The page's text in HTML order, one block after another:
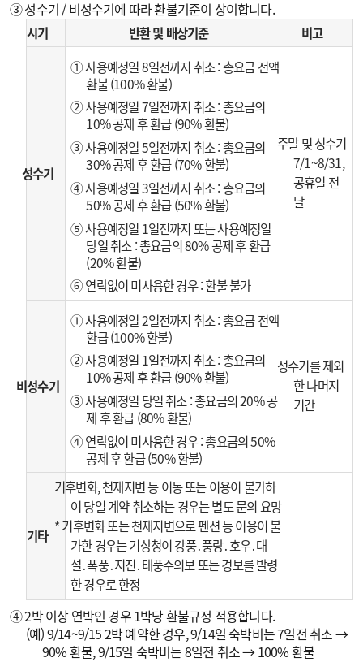
③ 성수기 / 비성수기에 따라 환불기준이 상이합니다.
시기 반환 및 배상기준 비고
성수기
① 사용예정일 8일전까지 취소 : 총요금 전액
환불 (100% 환불)
② 사용예정일 7일전까지 취소 : 총요금의
10% 공제 후 환급 (90% 환불)
③ 사용예정일 5일전까지 취소 : 총요금의
30% 공제 후 환급 (70% 환불)
④ 사용예정일 3일전까지 취소 : 총요금의
50% 공제 후 환급 (50% 환불)
⑤ 사용예정일 1일전까지 또는 사용예정일
당일 취소 : 총요금의 80% 공제 후 환급
(20% 환불)
⑥ 연락없이 미사용한 경우 : 환불 불가
주말 및 성수기
7/1~8/31,
공휴일 전
날
비성수기
① 사용예정일 2일전까지 취소 : 총요금 전액
환급 (100% 환불)
② 사용예정일 1일전까지 취소 : 총요금의
10% 공제 후 환급 (90% 환불)
③ 사용예정일 당일 취소 : 총요금의 20% 공
제 후 환급 (80% 환불)
④ 연락없이 미사용한 경우 : 총요금의 50%
공제 후 환급 (50% 환불)
성수기를 제외
한 나머지
기간
기타
기후변화, 천재지변 등 이동 또는 이용이 불가하
여 당일 계약 취소하는 경우는 별도 문의 요망
* 기후변화 또는 천재지변으로 펜션 등 이용이 불
가한 경우는 기상청이 강풍․풍랑․호우․대
설․폭풍․지진․태풍주의보 또는 경보를 발령
한 경우로 한정
④ 2박 이상 연박인 경우 1박당 환불규정 적용합니다.
(예) 9/14~9/15 2박 예약한 경우, 9/14일 숙박비는 7일전 취소 →
90% 환불, 9/15일 숙박비는 8일전 취소 → 100% 환불